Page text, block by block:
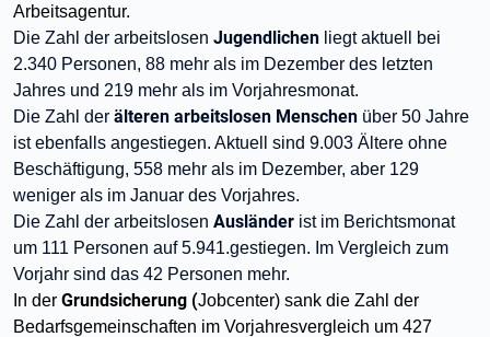
Arbeitsagentur.
Die Zahl der arbeitslosen Jugendlichen liegt aktuell bei
2.340 Personen, 88 mehr als im Dezember des letzten
Jahres und 219 mehr als im Vorjahresmonat.
Die Zahl der älteren arbeitslosen Menschen über 50 Jahre
ist ebenfalls angestiegen. Aktuell sind 9.003 Ältere ohne
Beschäftigung, 558 mehr als im Dezember, aber 129
weniger als im Januar des Vorjahres.
Die Zahl der arbeitslosen Ausländer ist im Berichtsmonat
um 111 Personen auf 5.941.gestiegen. Im Vergleich zum
Vorjahr sind das 42 Personen mehr.
In der Grundsicherung (Jobcenter) sank die Zahl der
Bedarfsgemeinschaften im Vorjahresvergleich um 427